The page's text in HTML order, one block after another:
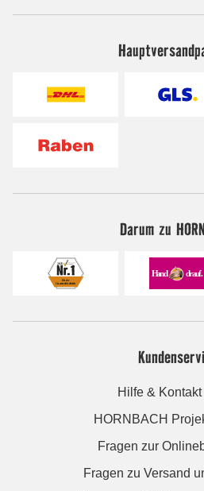
Darum zu
Hilfe & Kontakt
HORNBACH
Fragen zur
Fragen zu Versand